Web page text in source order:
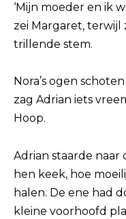
‘Mijn moeder en ik
zei Margaret,
trillende stem.
Nora’s ogen
zag Adrian iets
Hoop.
Adrian staarde naar
hen keek, hoe
halen. De ene had
kleine voorhoofd